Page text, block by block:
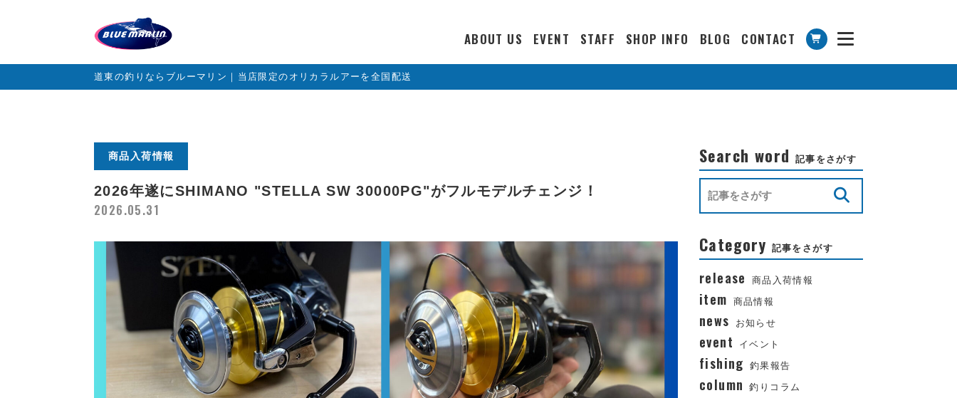
ABOUT US EVENT STAFF SHOP INFO BLOG CONTACT
道東の釣りならブルーマリン｜当店限定のオリカラルアーを全国配送
商品入荷情報
2026年遂にSHIMANO "STELLA SW 30000PG"がフルモデルチェンジ！
2026.05.31
Search word 記事をさがす
Category 記事をさがす
release 商品入荷情報
item 商品情報
news お知らせ
event イベント
fishing 釣果報告
column 釣りコラム